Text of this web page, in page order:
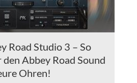
Road Studio 3 – So
Abbey Road Sound
Ohren!